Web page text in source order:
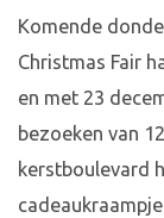
Komende
Christmas Fair
en met 23
bezoeken van
kerstboulevard